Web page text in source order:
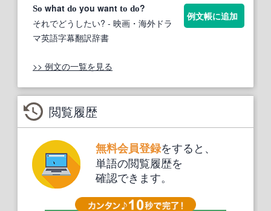
So what do you want to do?
それでどうしたい? - 映画・海外ドラ
マ英語字幕翻訳辞書
例文帳に追加
>> 例文の一覧を見る
閲覧履歴
無料会員登録をすると、
単語の閲覧履歴を
確認できます。